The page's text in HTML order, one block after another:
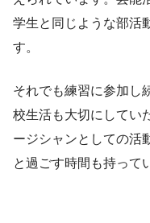
学生と同じような部活
す。
それでも練習に参加し
校生活も大切にしてい
ージシャンとしての活
と過ごす時間も持って